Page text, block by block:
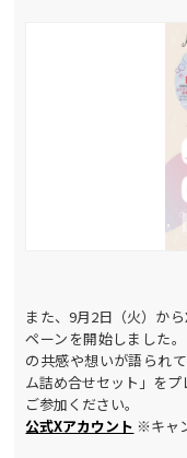
また、9月2日（火）か
ペーンを開始しました
の共感や想いが語られ
ム詰め合せセット」を
ご参加ください。
公式Xアカウント ※キャ